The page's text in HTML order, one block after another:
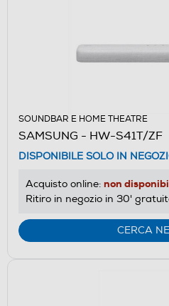
SOUNDBAR E HOME THEATRE
SAMSUNG - HW-S41T/ZF
DISPONIBILE SOLO IN
Acquisto online: non
Ritiro in negozio in 30'
CERCA